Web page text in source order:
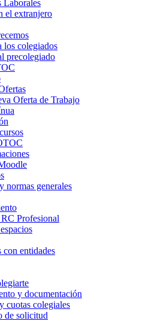
Laborales
el extranjero
los colegiados
precolegiado
Oferta de Trabajo
normas generales
Profesional
con entidades
y documentación
cuotas colegiales
de solicitud